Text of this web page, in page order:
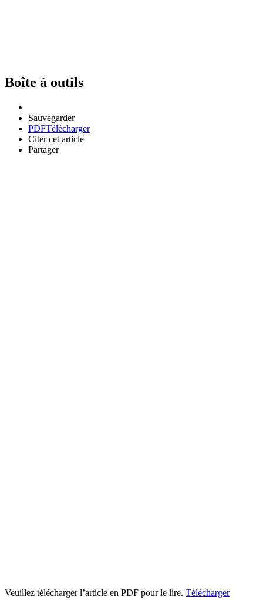
Boîte à outils
Sauvegarder
PDFTélécharger
Citer cet article
Partager
Veuillez télécharger l’article en PDF pour le lire. Télécharger